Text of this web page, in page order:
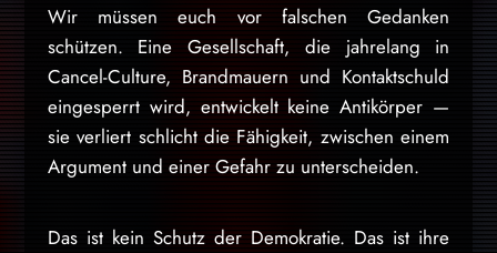
Wir müssen euch vor falschen Gedanken
schützen. Eine Gesellschaft, die jahrelang in
Cancel-Culture, Brandmauern und Kontaktschuld
eingesperrt wird, entwickelt keine Antikörper —
sie verliert schlicht die Fähigkeit, zwischen einem
Argument und einer Gefahr zu unterscheiden.
Das ist kein Schutz der Demokratie. Das ist ihre